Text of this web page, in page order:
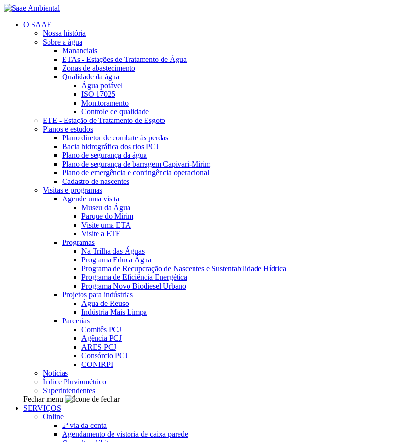
O SAAE
Nossa história
Sobre a água
Mananciais
ETAs - Estações de Tratamento de Água
Zonas de abastecimento
Qualidade da água
Água potável
ISO 17025
Monitoramento
Controle de qualidade
ETE - Estação de Tratamento de Esgoto
Planos e estudos
Plano diretor de combate às perdas
Bacia hidrográfica dos rios PCJ
Plano de segurança da água
Plano de segurança de barragem Capivari-Mirim
Plano de emergência e contingência operacional
Cadastro de nascentes
Visitas e programas
Agende uma visita
Museu da Água
Parque do Mirim
Visite uma ETA
Visite a ETE
Programas
Na Trilha das Águas
Programa Educa Água
Programa de Recuperação de Nascentes e Sustentabilidade Hídrica
Programa de Eficiência Energética
Programa Novo Biodiesel Urbano
Projetos para indústrias
Água de Reuso
Indústria Mais Limpa
Parcerias
Comitês PCJ
Agência PCJ
ARES PCJ
Consórcio PCJ
CONIRPI
Notícias
Índice Pluviométrico
Superintendentes
Fechar menu
SERVIÇOS
Online
2ª via da conta
Agendamento de vistoria de caixa parede